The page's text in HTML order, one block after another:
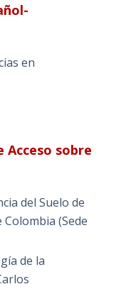
en
Acceso sobre
del Suelo de
(Sede
de la